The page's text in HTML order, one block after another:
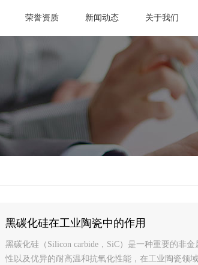
荣誉资质 新闻动态 关于我们
黑碳化硅在工业陶瓷中的作用
黑碳化硅（Silicon carbide，SiC）是一种重要的非
性以及优异的耐高温和抗氧化性能，在工业陶瓷领